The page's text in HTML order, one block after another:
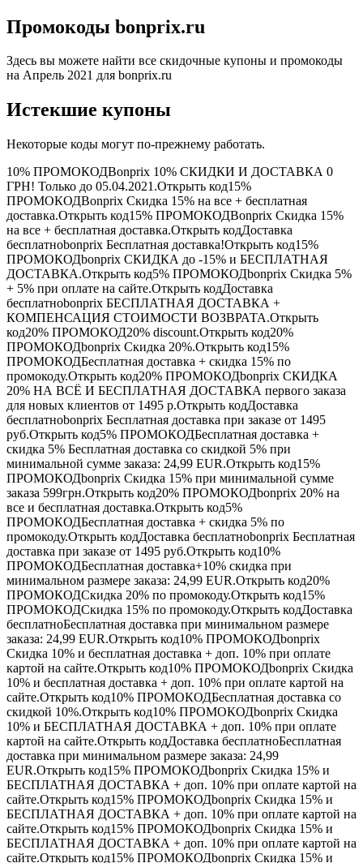
Промокоды bonprix.ru
Здесь вы можете найти все скидочные купоны и промокоды
на Апрель 2021 для bonprix.ru
Истекшие купоны
Некоторые коды могут по-прежнему работать.
10% ПРОМОКОДBonprix 10% СКИДКИ И ДОСТАВКА 0
ГРН! Только до 05.04.2021.Открыть код15%
ПРОМОКОДBonprix Скидка 15% на все + бесплатная
доставка.Открыть код15% ПРОМОКОДBonprix Скидка 15%
на все + бесплатная доставка.Открыть кодДоставка
бесплатноbonprix Бесплатная доставка!Открыть код15%
ПРОМОКОДbonprix СКИДКА до -15% и БЕСПЛАТНАЯ
ДОСТАВКА.Открыть код5% ПРОМОКОДbonprix Скидка 5%
+ 5% при оплате на сайте.Открыть кодДоставка
бесплатноbonprix БЕСПЛАТНАЯ ДОСТАВКА +
КОМПЕНСАЦИЯ СТОИМОСТИ ВОЗВРАТА.Открыть
код20% ПРОМОКОД20% discount.Открыть код20%
ПРОМОКОДbonprix Скидка 20%.Открыть код15%
ПРОМОКОДБесплатная доставка + скидка 15% по
промокоду.Открыть код20% ПРОМОКОДbonprix СКИДКА
20% НА ВСЁ И БЕСПЛАТНАЯ ДОСТАВКА первого заказа
для новых клиентов от 1495 р.Открыть кодДоставка
бесплатноbonprix Бесплатная доставка при заказе от 1495
руб.Открыть код5% ПРОМОКОДБесплатная доставка +
скидка 5% Бесплатная доставка со скидкой 5% при
минимальной сумме заказа: 24,99 EUR.Открыть код15%
ПРОМОКОДbonprix Скидка 15% при минимальной сумме
заказа 599грн.Открыть код20% ПРОМОКОДbonprix 20% на
все и бесплатная доставка.Открыть код5%
ПРОМОКОДБесплатная доставка + скидка 5% по
промокоду.Открыть кодДоставка бесплатноbonprix Бесплатная
доставка при заказе от 1495 руб.Открыть код10%
ПРОМОКОДБесплатная доставка+10% скидка при
минимальном размере заказа: 24,99 EUR.Открыть код20%
ПРОМОКОДСкидка 20% по промокоду.Открыть код15%
ПРОМОКОДСкидка 15% по промокоду.Открыть кодДоставка
бесплатноБесплатная доставка при минимальном размере
заказа: 24,99 EUR.Открыть код10% ПРОМОКОДbonprix
Скидка 10% и бесплатная доставка + доп. 10% при оплате
картой на сайте.Открыть код10% ПРОМОКОДbonprix Скидка
10% и бесплатная доставка + доп. 10% при оплате картой на
сайте.Открыть код10% ПРОМОКОДБесплатная доставка со
скидкой 10%.Открыть код10% ПРОМОКОДbonprix Скидка
10% и БЕСПЛАТНАЯ ДОСТАВКА + доп. 10% при оплате
картой на сайте.Открыть кодДоставка бесплатноБесплатная
доставка при минимальном размере заказа: 24,99
EUR.Открыть код15% ПРОМОКОДbonprix Скидка 15% и
БЕСПЛАТНАЯ ДОСТАВКА + доп. 10% при оплате картой на
сайте.Открыть код15% ПРОМОКОДbonprix Скидка 15% и
БЕСПЛАТНАЯ ДОСТАВКА + доп. 10% при оплате картой на
сайте.Открыть код15% ПРОМОКОДbonprix Скидка 15% и
БЕСПЛАТНАЯ ДОСТАВКА + доп. 10% при оплате картой на
сайте.Открыть код15% ПРОМОКОДbonprix Скидка 15% и